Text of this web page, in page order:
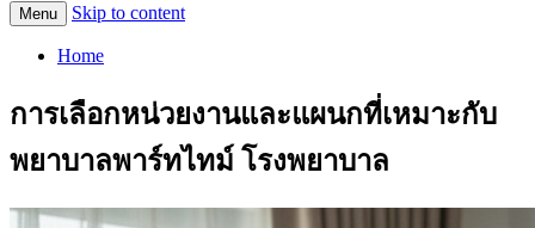
Menu Skip to content
Home
การเลือกหน่วยงานและแผนกที่เหมาะกับ
พยาบาลพาร์ทไทม์ โรงพยาบาล